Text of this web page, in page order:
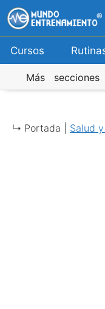
Saltar
al
contenido
Cursos
Más secciones
↳ Portada | Salud